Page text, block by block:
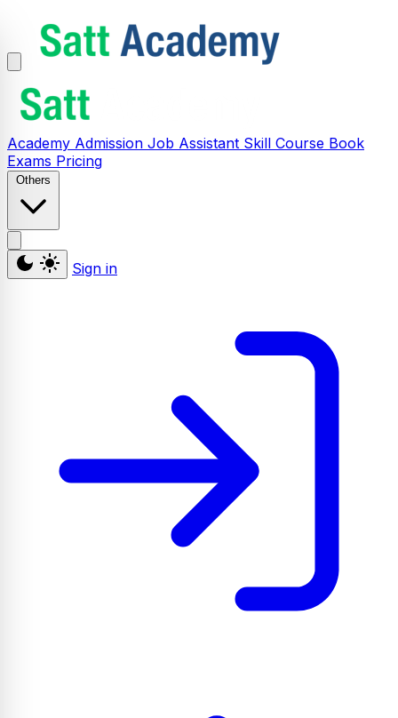
Academy Admission Job Assistant Skill Course Book
Exams Pricing
Others
Sign in